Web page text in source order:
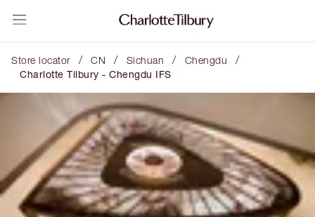
Store locator / CN / Sichuan / Chengdu /
Charlotte Tilbury - Chengdu IFS